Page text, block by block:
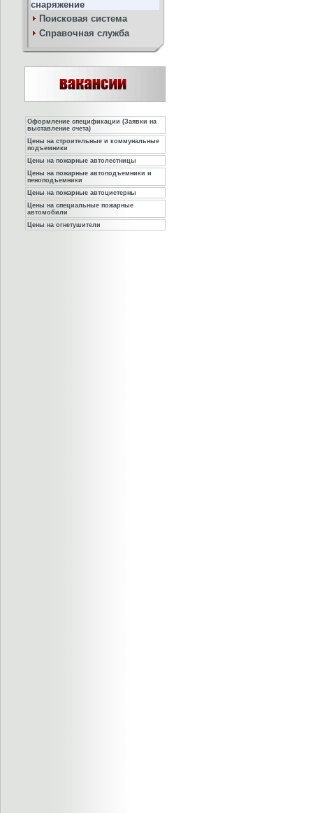
снаряжение
Поисковая система
Справочная служба
Оформление спецификации (Заявки на
выставление счета)
Цены на строительные и коммунальные
подъемники
Цены на пожарные автолестницы
Цены на пожарные автоподъемники и
пеноподъемники
Цены на пожарные автоцистерны
Цены на специальные пожарные
автомобили
Цены на огнетушители